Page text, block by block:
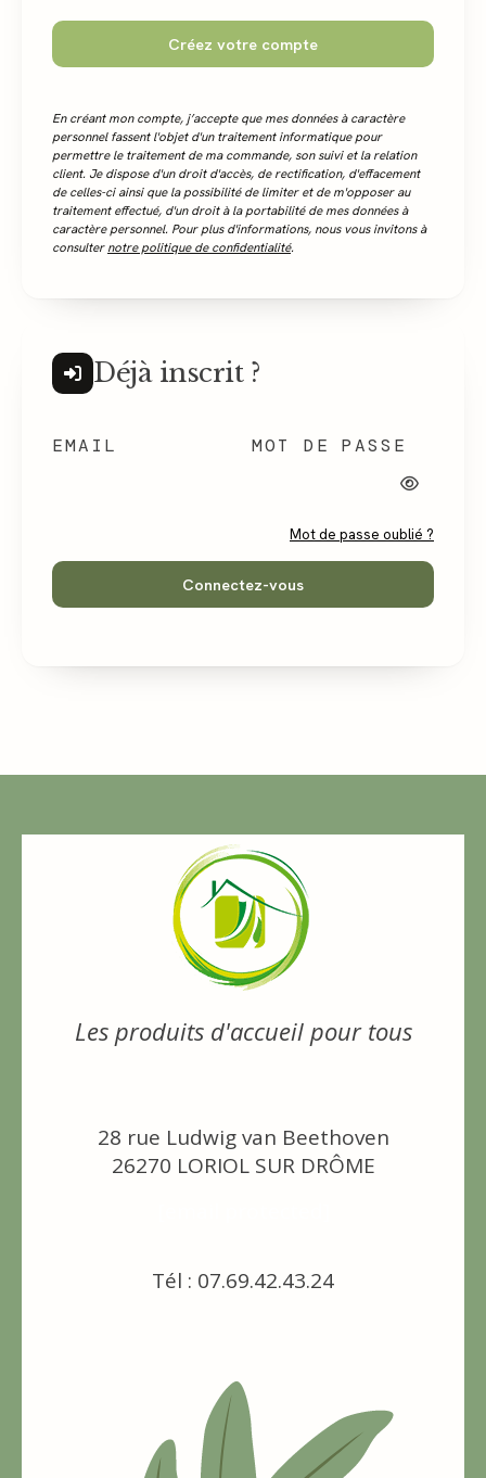
Créez votre compte
En créant mon compte, j’accepte que mes données à caractère
personnel fassent l'objet d'un traitement informatique pour
permettre le traitement de ma commande, son suivi et la relation
client. Je dispose d'un droit d'accès, de rectification, d'effacement
de celles-ci ainsi que la possibilité de limiter et de m'opposer au
traitement effectué, d'un droit à la portabilité de mes données à
caractère personnel. Pour plus d'informations, nous vous invitons à
consulter notre politique de confidentialité.
Déjà inscrit ?
EMAIL MOT DE PASSE
Mot de passe oublié ?
Connectez-vous
Les produits d'accueil pour tous
28 rue Ludwig van Beethoven
26270 LORIOL SUR DRÔME
Tél : 07.69.42.43.24